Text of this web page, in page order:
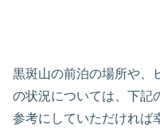
黒斑山の前泊の場所や、
の状況については、下記
参考にしていただければ